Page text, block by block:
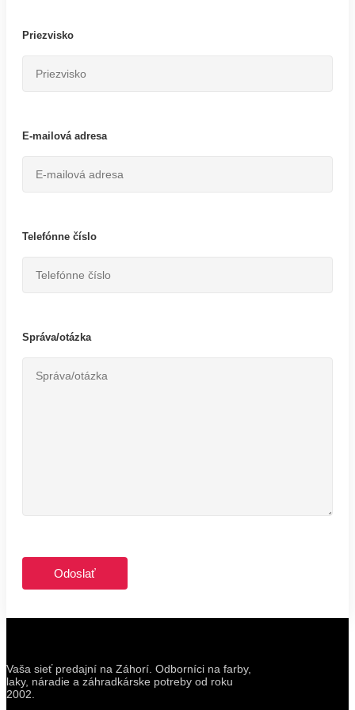
Priezvisko
E-mailová adresa
Telefónne číslo
Správa/otázka
Vaša sieť predajní na Záhorí. Odborníci na farby,
laky, náradie a záhradkárske potreby od roku
2002.